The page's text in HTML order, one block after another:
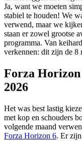
Ja, want we moeten
stabiel te houden! We
verwend, maar we
staan er zowel grootse
programma. Van
verkennen: dit zijn de 8
Forza Horizon
2026
Het was best lastig
met kop en schouders
volgende maand
Forza Horizon 6. Er